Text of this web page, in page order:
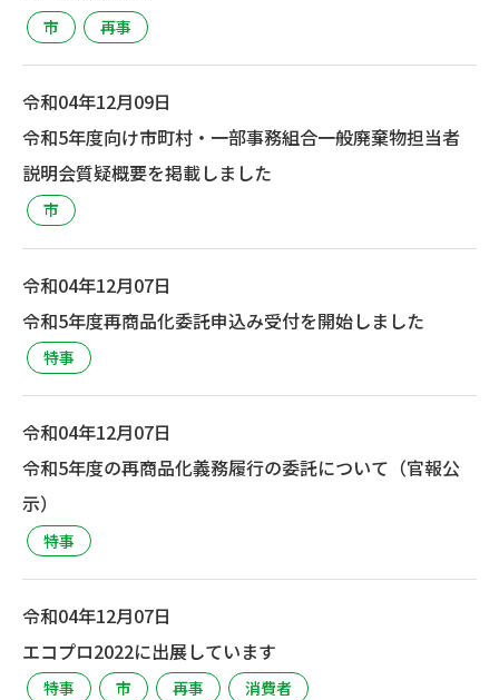
市 再事
令和04年12月09日
令和5年度向け市町村・一部事務組合一般廃棄物担当者
説明会質疑概要を掲載しました
市
令和04年12月07日
令和5年度再商品化委託申込み受付を開始しました
特事
令和04年12月07日
令和5年度の再商品化義務履行の委託について（官報公
示）
特事
令和04年12月07日
エコプロ2022に出展しています
特事 市 再事 消費者